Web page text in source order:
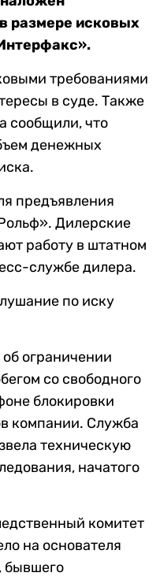
размере исковых
требованиями
в суде. Также
сообщили, что
денежных
предъявления
Дилерские
работу в штатном
службе дилера.
по иску
об ограничении
со свободного
блокировки
компании. Служба
техническую
начатого
комитет
на основателя
бывшего